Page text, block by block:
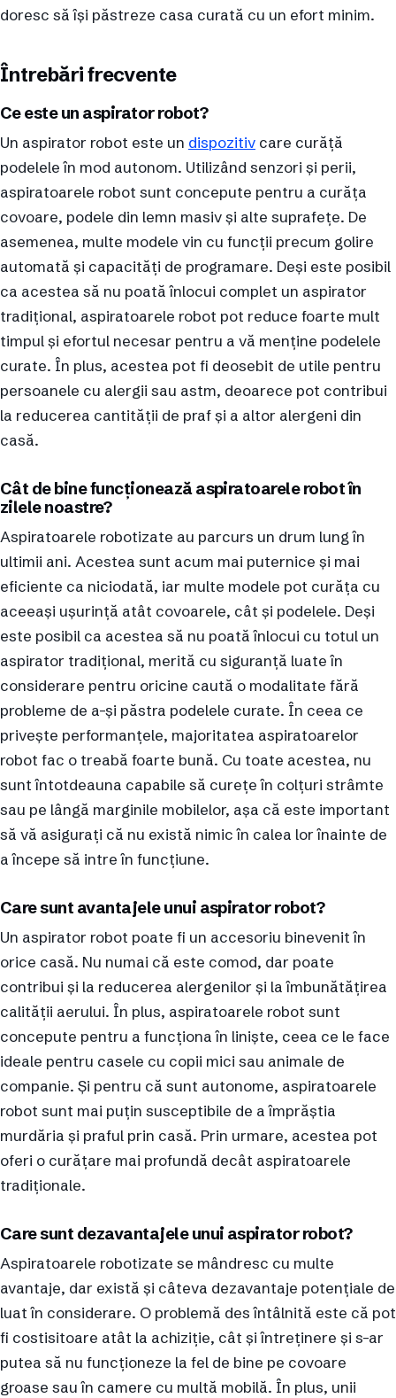
doresc să își păstreze casa curată cu un efort minim.
Întrebări frecvente
Ce este un aspirator robot?
Un aspirator robot este un dispozitiv care curăță
podelele în mod autonom. Utilizând senzori și perii,
aspiratoarele robot sunt concepute pentru a curăța
covoare, podele din lemn masiv și alte suprafețe. De
asemenea, multe modele vin cu funcții precum golire
automată și capacități de programare. Deși este posibil
ca acestea să nu poată înlocui complet un aspirator
tradițional, aspiratoarele robot pot reduce foarte mult
timpul și efortul necesar pentru a vă menține podelele
curate. În plus, acestea pot fi deosebit de utile pentru
persoanele cu alergii sau astm, deoarece pot contribui
la reducerea cantității de praf și a altor alergeni din
casă.
Cât de bine funcționează aspiratoarele robot în
zilele noastre?
Aspiratoarele robotizate au parcurs un drum lung în
ultimii ani. Acestea sunt acum mai puternice și mai
eficiente ca niciodată, iar multe modele pot curăța cu
aceeași ușurință atât covoarele, cât și podelele. Deși
este posibil ca acestea să nu poată înlocui cu totul un
aspirator tradițional, merită cu siguranță luate în
considerare pentru oricine caută o modalitate fără
probleme de a-și păstra podelele curate. În ceea ce
privește performanțele, majoritatea aspiratoarelor
robot fac o treabă foarte bună. Cu toate acestea, nu
sunt întotdeauna capabile să curețe în colțuri strâmte
sau pe lângă marginile mobilelor, așa că este important
să vă asigurați că nu există nimic în calea lor înainte de
a începe să intre în funcțiune.
Care sunt avantajele unui aspirator robot?
Un aspirator robot poate fi un accesoriu binevenit în
orice casă. Nu numai că este comod, dar poate
contribui și la reducerea alergenilor și la îmbunătățirea
calității aerului. În plus, aspiratoarele robot sunt
concepute pentru a funcționa în liniște, ceea ce le face
ideale pentru casele cu copii mici sau animale de
companie. Și pentru că sunt autonome, aspiratoarele
robot sunt mai puțin susceptibile de a împrăștia
murdăria și praful prin casă. Prin urmare, acestea pot
oferi o curățare mai profundă decât aspiratoarele
tradiționale.
Care sunt dezavantajele unui aspirator robot?
Aspiratoarele robotizate se mândresc cu multe
avantaje, dar există și câteva dezavantaje potențiale de
luat în considerare. O problemă des întâlnită este că pot
fi costisitoare atât la achiziție, cât și întreținere și s-ar
putea să nu funcționeze la fel de bine pe covoare
groase sau în camere cu multă mobilă. În plus, unii